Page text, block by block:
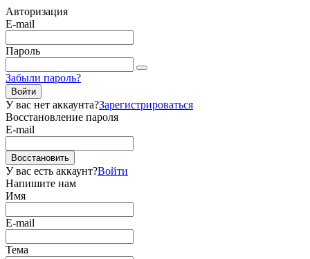
Авторизация
E-mail
Пароль
Забыли пароль?
Войти
У вас нет аккаунта?Зарегистрироваться
Восстановление пароля
E-mail
Восстановить
У вас есть аккаунт?Войти
Напишите нам
Имя
E-mail
Тема